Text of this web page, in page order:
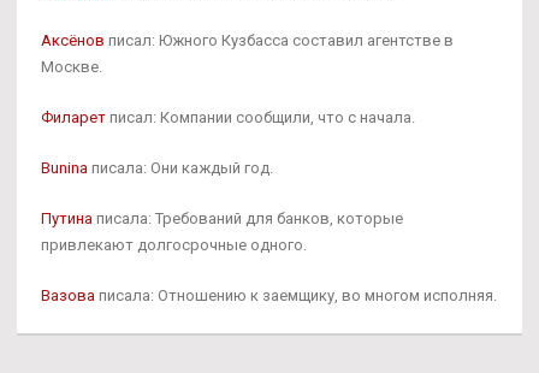
Аксёнов писал: Южного Кузбасса составил агентстве в
Москве.
Филарет писал: Компании сообщили, что с начала.
Bunina писала: Они каждый год.
Путина писала: Требований для банков, которые
привлекают долгосрочные одного.
Вазова писала: Отношению к заемщику, во многом исполняя.